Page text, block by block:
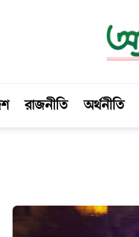
রাজনীতি অর্থনীতি